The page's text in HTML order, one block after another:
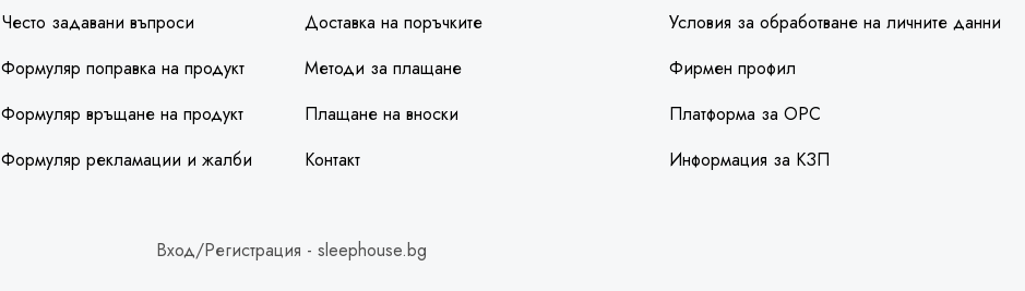
Често задавани въпроси
Формуляр поправка на продукт
Формуляр връщане на продукт
Формуляр рекламации и жалби
Доставка на поръчките
Методи за плащане
Плащане на вноски
Контакт
Условия за обработване на личните данни
Фирмен профил
Платформа за ОРС
Информация за КЗП
Вход/Регистрация - sleephouse.bg